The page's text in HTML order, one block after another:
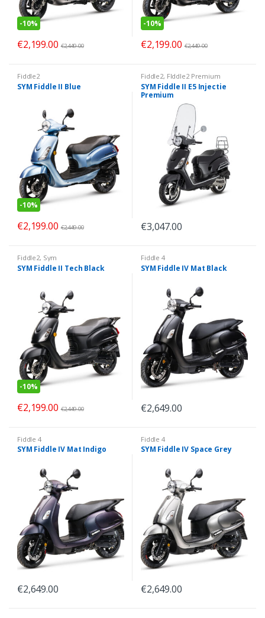
-10%
€2,199.00 €2,449.00
-10%
€2,199.00 €2,449.00
Fiddle2
SYM Fiddle II Blue
-10%
€2,199.00 €2,449.00
Fiddle2, FIddle2 Premium
SYM Fiddle II E5 Injectie
Premium
€3,047.00
Fiddle2, Sym
SYM Fiddle II Tech Black
-10%
€2,199.00 €2,449.00
Fiddle 4
SYM Fiddle IV Mat Black
€2,649.00
Fiddle 4
SYM Fiddle IV Mat Indigo
€2,649.00
Fiddle 4
SYM Fiddle IV Space Grey
€2,649.00